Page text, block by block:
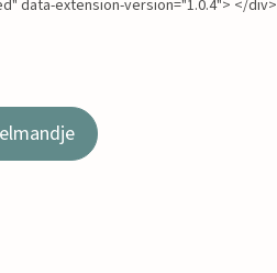
data-extension-version="1.0.4"> </div>